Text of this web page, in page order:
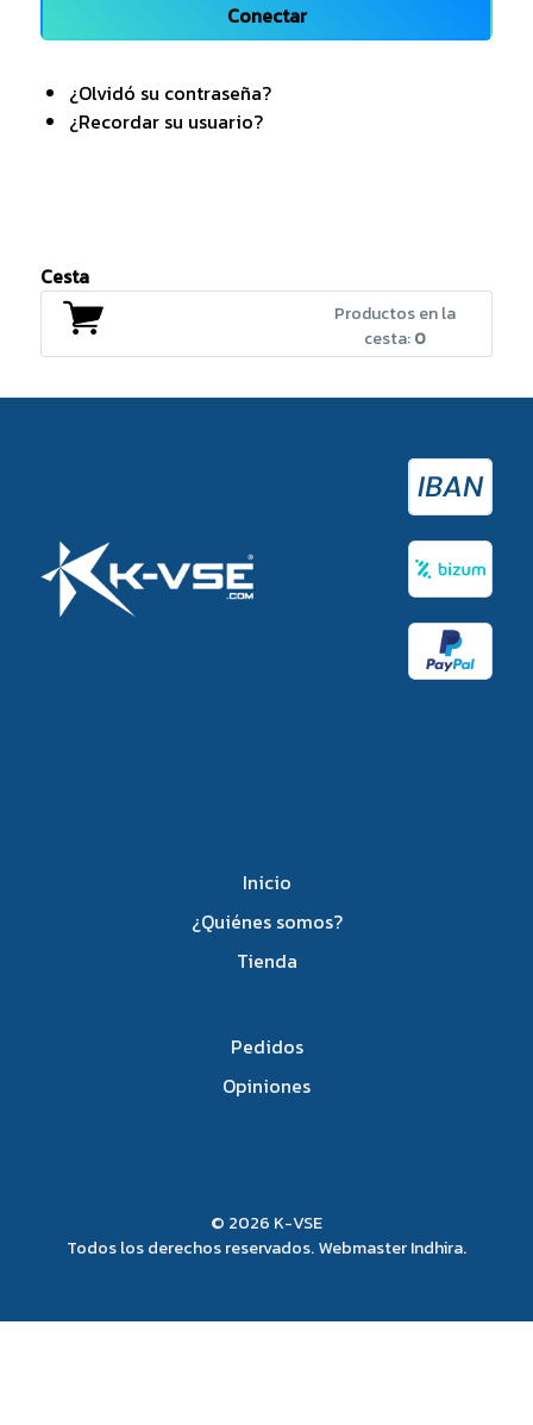
Conectar
¿Olvidó su contraseña?
¿Recordar su usuario?
Cesta
Productos en la
cesta:0
Inicio
¿Quiénes somos?
Tienda
Pedidos
Opiniones
© 2026 K-VSE
Todos los derechos reservados. WebmasterIndhira.